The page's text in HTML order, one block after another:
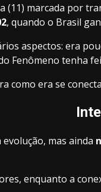
(11) marcada por
, quando o Brasil
aspectos: era
Fenômeno tenha
como era se
mas ainda
enquanto a